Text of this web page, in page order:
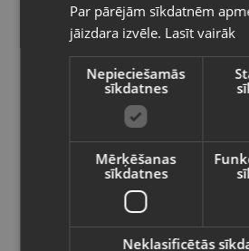
35.00€
Hilti TE-YX18/32
Vietnes saturs būs attēlots
valodā
Valsts
Latviešu / Latvian
Par pārējām sīkdatnēm
jāizdara izvēle. Lasīt vairāk
Nepieciešamās
sīkdatnes
Mērķēšanas
sīkdatnes
Neklasificētās